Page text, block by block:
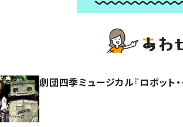
劇団四季ミュージカル『ロボット